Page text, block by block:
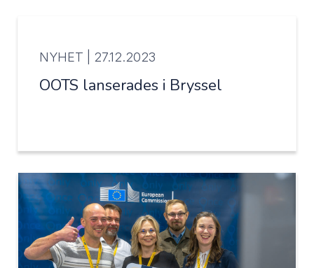
NYHET | 27.12.2023
OOTS lanserades i Bryssel